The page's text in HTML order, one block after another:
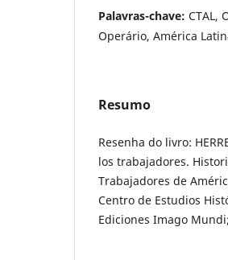
Palavras-chave: CTAL,
Operário, América
Resumo
Resenha do livro:
los trabajadores.
Trabajadores de
Centro de Estudios
Ediciones Imago